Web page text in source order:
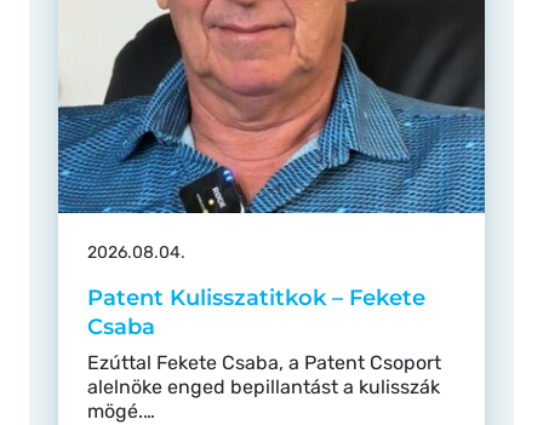
2026.08.04.
Patent Kulisszatitkok – Fekete
Csaba
Ezúttal Fekete Csaba, a Patent Csoport
alelnöke enged bepillantást a kulisszák
mögé.…